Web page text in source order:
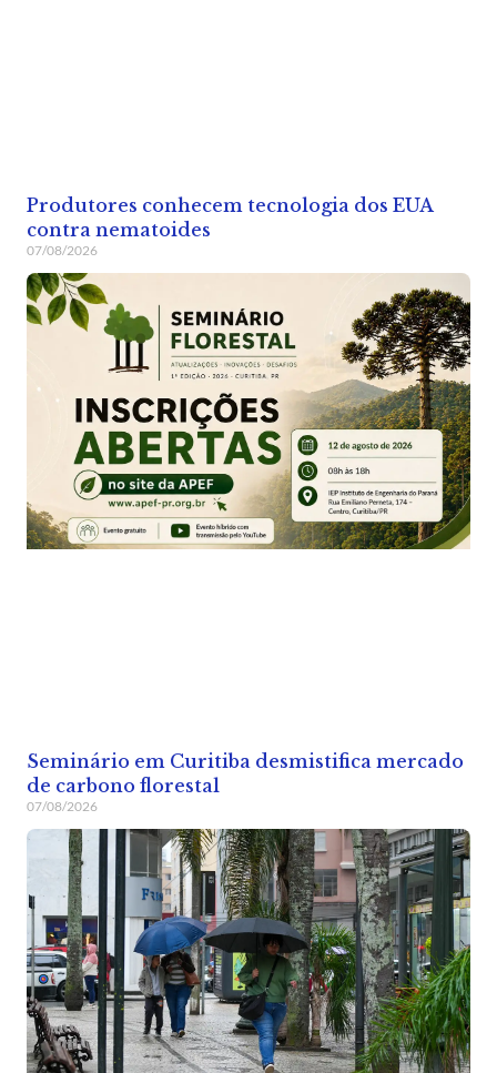
Produtores conhecem tecnologia dos EUA
contra nematoides
07/08/2026
Seminário em Curitiba desmistifica mercado
de carbono florestal
07/08/2026